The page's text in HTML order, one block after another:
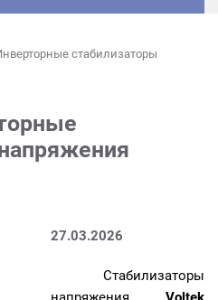
стабилизаторы
27.03.2026
Cтабилизаторы